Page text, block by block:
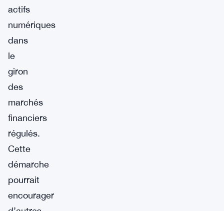
actifs
numériques
dans
le
giron
des
marchés
financiers
régulés.
Cette
démarche
pourrait
encourager